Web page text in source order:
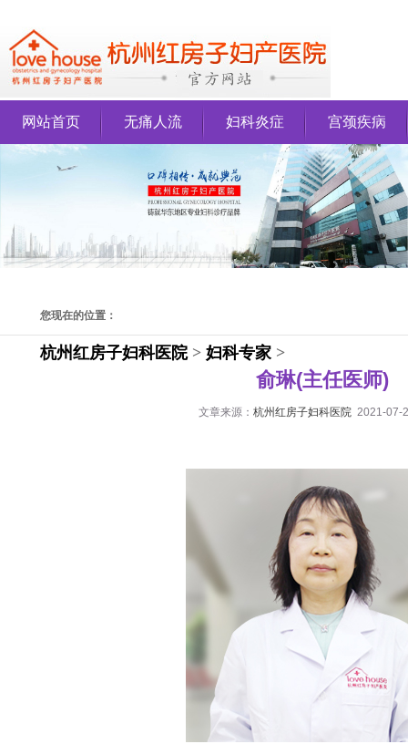
网站首页 无痛人流 妇科炎症 宫颈疾病
您现在的位置：
杭州红房子妇科医院> 妇科专家 >
俞琳(主任医师)
文章来源： 杭州红房子妇科医院 2021-07-